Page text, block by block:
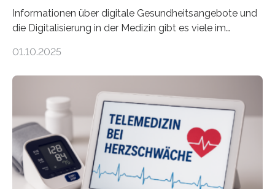
Informationen über digitale Gesundheitsangebote und
die Digitalisierung in der Medizin gibt es viele im
seriösen und wissenschaftlich abgesicherten Inhalten?
Forscherinnen der Technischen Universität Dresden
(TUD) richtet sich das Portal sowohl an Patientinnen
und Patienten, aber ebenso an medizinisches
Fachpersonal. Für all diese Zielgruppen bietet sie
speziell zugeschnittene Informationen, um deren
digitale Gesundheitskompetenz zu steigern. MiHUBx ist
01.10.2025